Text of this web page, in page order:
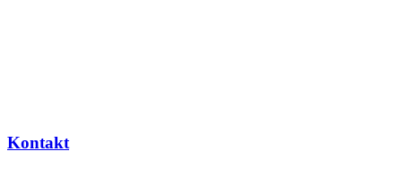
Kontakt